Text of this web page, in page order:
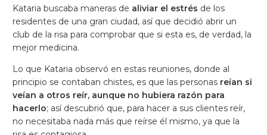
Kataria buscaba maneras de aliviar el estrés de los
residentes de una gran ciudad, así que decidió abrir un
club de la risa para comprobar que si esta es, de verdad, la
mejor medicina.
Lo que Kataria observó en estas reuniones, donde al
principio se contaban chistes, es que las personas reían si
veían a otros reír, aunque no hubiera razón para
hacerlo; así descubrió que, para hacer a sus clientes reír,
no necesitaba nada más que reírse él mismo, ya que la